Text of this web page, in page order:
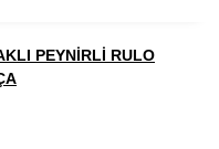
PEYNİRLİ RULO